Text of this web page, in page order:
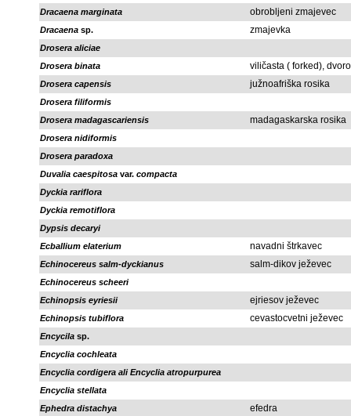
Dracaena marginata
obrobljeni zmajevec
Dracaena sp. zmajevka
Drosera aliciae
Drosera binata
viličasta ( forked),
Drosera capensis južnoafriška rosika
Drosera filiformis
Drosera madagascariensis
madagaskarska rosika
Drosera nidiformis
Drosera paradoxa
Duvalia caespitosa var. compacta
Dyckia rariflora
Dyckia remotiflora
Dypsis decaryi
Ecballium elaterium
navadni štrkavec
Echinocereus salm-dyckianus salm-dikov ježevec
Echinocereus scheeri
Echinopsis eyriesii
ejriesov ježevec
Echinopsis tubiflora cevastocvetni ježevec
Encycila sp.
Encyclia cochleata
Encyclia cordigera ali Encyclia atropurpurea
Encyclia stellata
Ephedra distachya
efedra